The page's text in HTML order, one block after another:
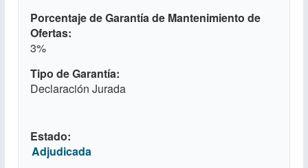
Porcentaje de Garantía de Mantenimiento de
Ofertas
3%
Tipo de Garantía
Declaración Jurada
Estado
Adjudicada